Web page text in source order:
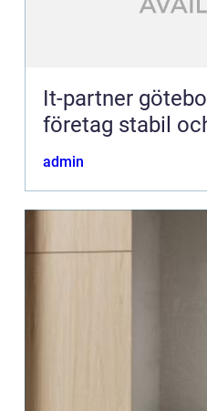
It-partner
företag stabil
admin